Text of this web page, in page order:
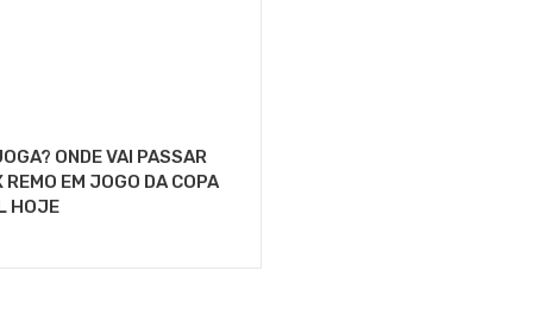
ONDE VAI PASSAR
REMO EM JOGO DA COPA
HOJE